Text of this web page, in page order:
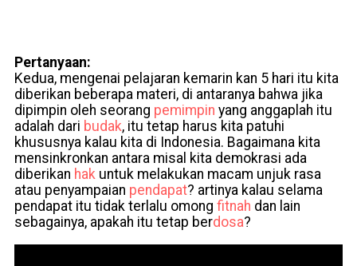
Pertanyaan:
Kedua, mengenai pelajaran kemarin kan 5 hari itu kita
diberikan beberapa materi, di antaranya bahwa jika
dipimpin oleh seorang pemimpin yang anggaplah itu
adalah dari budak, itu tetap harus kita patuhi
khususnya kalau kita di Indonesia. Bagaimana kita
mensinkronkan antara misal kita demokrasi ada
diberikan hakuntuk melakukan macam unjuk rasa
atau penyampaian pendapat? artinya kalau selama
pendapat itu tidak terlalu omong fitnah dan lain
sebagainya, apakah itu tetap berdosa?